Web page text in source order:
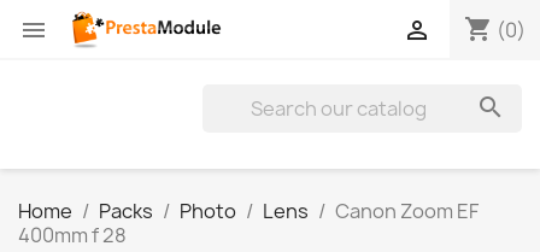
 shopping_cart (0)


Home Packs Photo Lens
Canon Zoom EF
400mm f 28